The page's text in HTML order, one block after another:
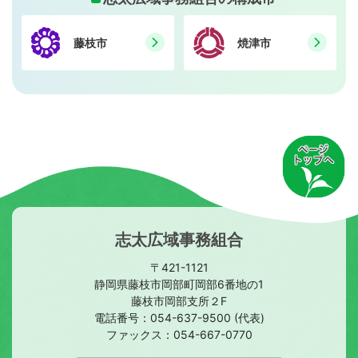
藤枝市 焼津市
志太広域事務組合
〒421-1121
静岡県藤枝市岡部町岡部6番地の1
藤枝市岡部支所２F
電話番号： 054-637-9500 (代表)
ファックス： 054-667-0770